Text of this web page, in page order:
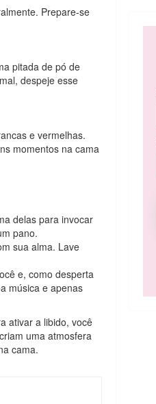
Prepare-se
pitada de pó de
despeje esse
e vermelhas.
momentos na cama
delas para invocar
pano.
sua alma. Lave
e, como desperta
música e apenas
ativar a libido, você
uma atmosfera
cama.